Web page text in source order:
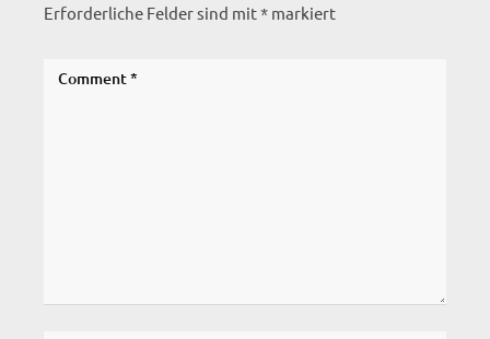
Erforderliche Felder sind mit* markiert